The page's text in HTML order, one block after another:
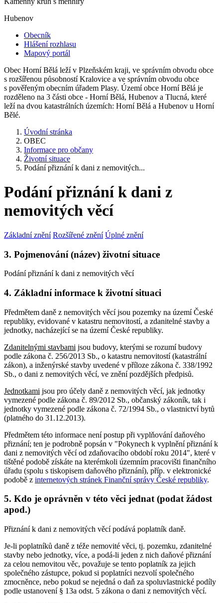
Hubenov
Obecník
Hlášení rozhlasu
Mapový portál
Obec Horní Bělá leží v Plzeňském kraji, ve správním obvodu obce
s rozšířenou působností Kralovice a ve správním obvodu obce
s pověřeným obecním úřadem Plasy. Území obce Horní Bělá je
rozděleno na 3 části obce - Horní Bělá, Hubenov a Tlucná, které
leží na dvou katastrálních územích: Horní Bělá a Hubenov u Horní
Bělé.
Úvodní stránka
OBEC
Informace pro občany
Životní situace
Podání přiznání k dani z nemovitých...
Podání přiznání k dani z
nemovitých věcí
Základní znění Rozšířené znění Úplné znění
3. Pojmenování (název) životní situace
Podání přiznání k dani z nemovitých věcí
4. Základní informace k životní situaci
Předmětem daně z nemovitých věcí jsou pozemky na území České
republiky, evidované v katastru nemovitostí, a zdanitelné stavby a
jednotky, nacházející se na území České republiky.
Zdanitelnými stavbami jsou budovy, kterými se rozumí budovy
podle zákona č. 256/2013 Sb., o katastru nemovitostí (katastrální
zákon), a inženýrské stavby uvedené v příloze zákona č. 338/1992
Sb., o dani z nemovitých věcí, ve znění pozdějších předpisů.
Jednotkami jsou pro účely daně z nemovitých věcí, jak jednotky
vymezené podle zákona č. 89/2012 Sb., občanský zákoník, tak i
jednotky vymezené podle zákona č. 72/1994 Sb., o vlastnictví bytů
(platného do 31.12.2013).
Předmětem této informace není postup při vyplňování daňového
přiznání; ten je podrobně popsán v "Pokynech k vyplnění přiznání k
dani z nemovitých věcí od zdaňovacího období roku 2014", které v
tištěné podobě získáte na kterémkoli územním pracovišti finančního
úřadu (spolu s tiskopisem daňového přiznání), příp. v elektronické
podobě z internetových stránek Finanční správy České republiky.
5. Kdo je oprávněn v této věci jednat (podat žádost
apod.)
Přiznání k dani z nemovitých věcí podává poplatník daně.
Je-li poplatníků daně z téže nemovité věci, tj. pozemku, zdanitelné
stavby nebo jednotky, více, a podá-li jeden z nich daňové přiznání
za celou nemovitou věc, považuje se tento poplatník za jejich
společného zástupce, pokud si poplatníci nezvolí společného
zmocněnce, nebo pokud se nejedná o daň za spoluvlastnické podíly
podle ustanovení § 13a odst. 5 zákona o dani z nemovitých věcí.